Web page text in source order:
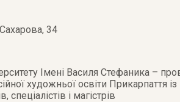
34
Імені Василя Стефаника –
художньої освіти Прикарпаття
і магістрів